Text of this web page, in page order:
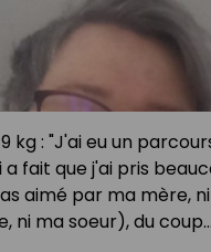
kg : "J'ai eu un
a fait que j'ai pris
aimé par ma mère,
ni ma soeur), du